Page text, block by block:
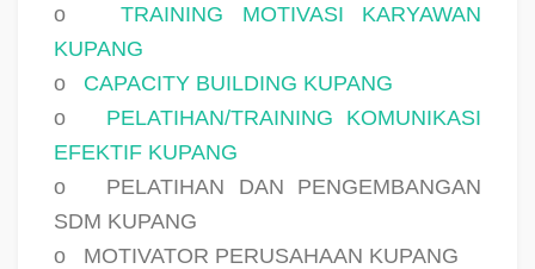
o
TRAINING MOTIVASI KARYAWAN
KUPANG
o
CAPACITY BUILDING KUPANG
o
PELATIHAN/TRAINING KOMUNIKASI
EFEKTIF KUPANG
o
PELATIHAN DAN PENGEMBANGAN
SDM KUPANG
o
MOTIVATOR PERUSAHAAN KUPANG